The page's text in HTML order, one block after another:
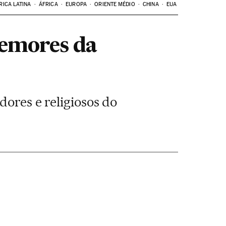
LATINA ÁFRICA EUROPA ORIENTE MÉDIO CHINA EUA
da
e religiosos do